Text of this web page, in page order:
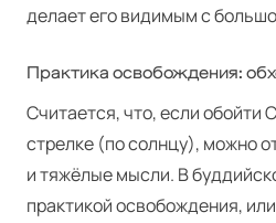
делает его видимым с
Практика освобождения:
Считается, что, если обойти
стрелке (по солнцу), можно
и тяжёлые мысли. В
практикой освобождения,